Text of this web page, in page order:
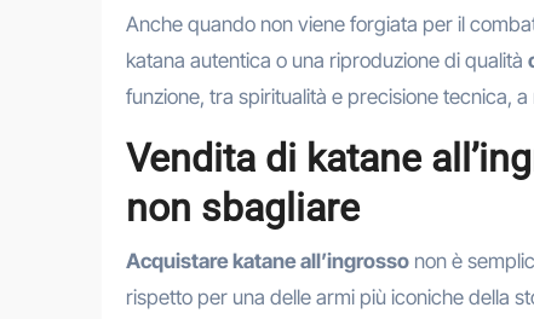
Anche quando non viene forgiata per il
katana autentica o una riproduzione di qualità
funzione, tra spiritualità e precisione tecnica,
Vendita di katane
non sbagliare
Acquistare katane all’ingrosso non è
rispetto per una delle armi più iconiche della